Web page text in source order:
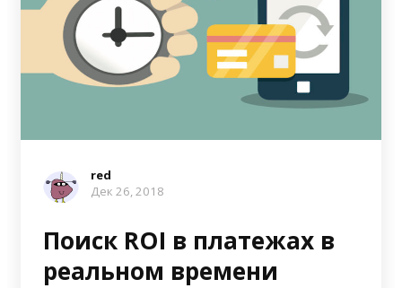
red
Дек 26, 2018
Поиск ROI в платежах в
реальном времени